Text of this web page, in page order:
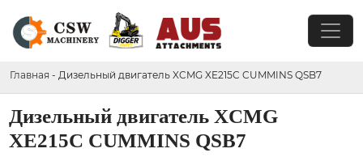
Главная - Дизельный двигатель XCMG XE215C CUMMINS QSB7
Дизельный двигатель XCMG
XE215C CUMMINS QSB7